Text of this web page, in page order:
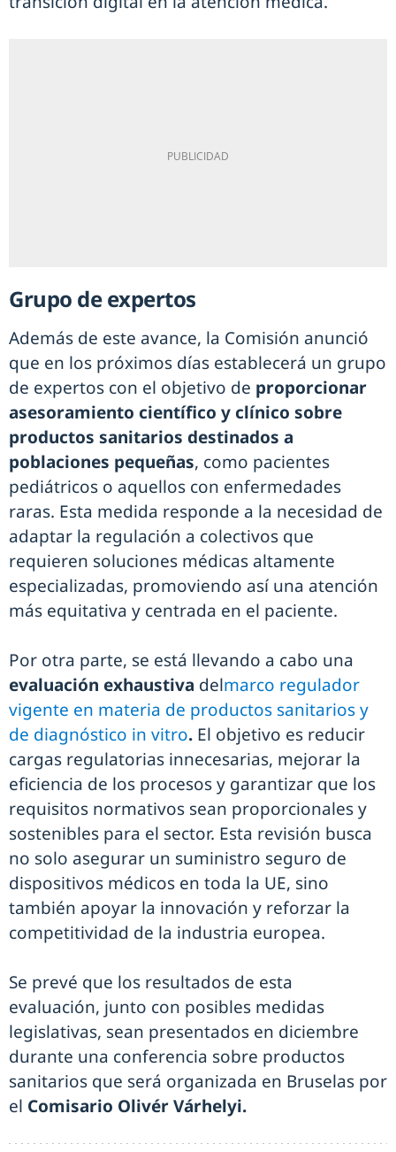
Grupo de expertos
Además de este avance, la Comisión anunció
que en los próximos días establecerá un grupo
de expertos con el objetivo de proporcionar
asesoramiento científico y clínico sobre
productos sanitarios destinados a
poblaciones pequeñas, como pacientes
pediátricos o aquellos con enfermedades
raras. Esta medida responde a la necesidad de
adaptar la regulación a colectivos que
requieren soluciones médicas altamente
especializadas, promoviendo así una atención
más equitativa y centrada en el paciente.
Por otra parte, se está llevando a cabo una
evaluación exhaustiva delmarco regulador
vigente en materia de productos sanitarios y
de diagnóstico in vitro. El objetivo es reducir
cargas regulatorias innecesarias, mejorar la
eficiencia de los procesos y garantizar que los
requisitos normativos sean proporcionales y
sostenibles para el sector. Esta revisión busca
no solo asegurar un suministro seguro de
dispositivos médicos en toda la UE, sino
también apoyar la innovación y reforzar la
competitividad de la industria europea.
Se prevé que los resultados de esta
evaluación, junto con posibles medidas
legislativas, sean presentados en diciembre
durante una conferencia sobre productos
sanitarios que será organizada en Bruselas por
el Comisario Olivér Várhelyi.